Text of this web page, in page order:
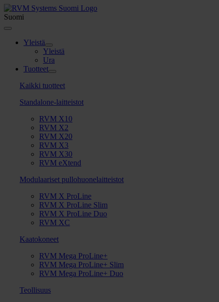
Skip
to
content
Suomi
Toggle
Navigation
Yleistä
Yleistä
Ura
Tuotteet
Kaikki tuotteet
Standalone-laitteistot
RVM X10
RVM X2
RVM X20
RVM X3
RVM X30
RVM eXtend
Modulaariset pullohuonelaitteistot
RVM X ProLine
RVM X ProLine Slim
RVM X ProLine Duo
RVM XC
Kaatokoneet
RVM Mega ProLine+
RVM Mega ProLine+ Slim
RVM Mega ProLine+ Duo
Teollisuus